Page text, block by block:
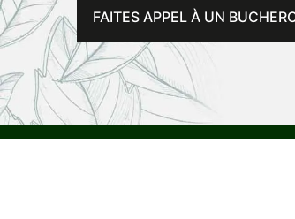
FAITES APPEL À UN